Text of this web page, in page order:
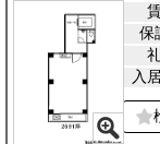
保
入